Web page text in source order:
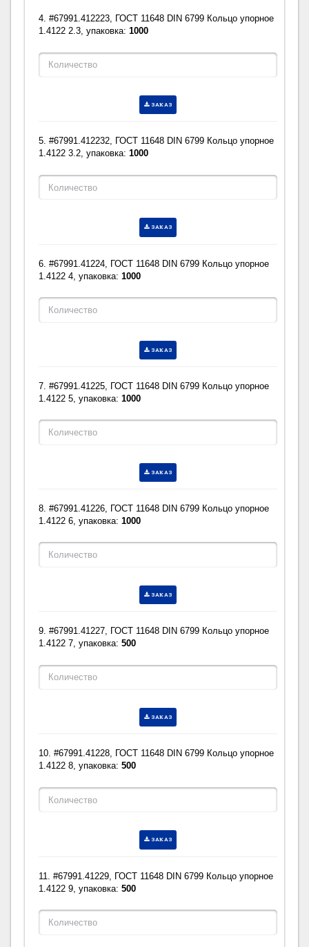
4. #67991.412223, ГОСТ 11648 DIN 6799 Кольцо упорное
1.4122 2.3, упаковка:1000
ЗАКАЗ
5. #67991.412232, ГОСТ 11648 DIN 6799 Кольцо упорное
1.4122 3.2, упаковка:1000
ЗАКАЗ
6. #67991.41224, ГОСТ 11648 DIN 6799 Кольцо упорное
1.4122 4, упаковка:1000
ЗАКАЗ
7. #67991.41225, ГОСТ 11648 DIN 6799 Кольцо упорное
1.4122 5, упаковка:1000
ЗАКАЗ
8. #67991.41226, ГОСТ 11648 DIN 6799 Кольцо упорное
1.4122 6, упаковка:1000
ЗАКАЗ
9. #67991.41227, ГОСТ 11648 DIN 6799 Кольцо упорное
1.4122 7, упаковка:500
ЗАКАЗ
10. #67991.41228, ГОСТ 11648 DIN 6799 Кольцо упорное
1.4122 8, упаковка:500
ЗАКАЗ
11. #67991.41229, ГОСТ 11648 DIN 6799 Кольцо упорное
1.4122 9, упаковка:500